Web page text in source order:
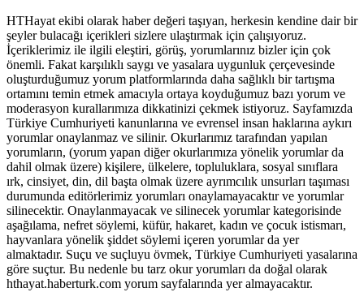
HTHayat ekibi olarak haber değeri taşıyan, herkesin kendine dair bir
şeyler bulacağı içerikleri sizlere ulaştırmak için çalışıyoruz.
İçeriklerimiz ile ilgili eleştiri, görüş, yorumlarınız bizler için çok
önemli. Fakat karşılıklı saygı ve yasalara uygunluk çerçevesinde
oluşturduğumuz yorum platformlarında daha sağlıklı bir tartışma
ortamını temin etmek amacıyla ortaya koyduğumuz bazı yorum ve
moderasyon kurallarımıza dikkatinizi çekmek istiyoruz. Sayfamızda
Türkiye Cumhuriyeti kanunlarına ve evrensel insan haklarına aykırı
yorumlar onaylanmaz ve silinir. Okurlarımız tarafından yapılan
yorumların, (yorum yapan diğer okurlarımıza yönelik yorumlar da
dahil olmak üzere) kişilere, ülkelere, topluluklara, sosyal sınıflara
ırk, cinsiyet, din, dil başta olmak üzere ayrımcılık unsurları taşıması
durumunda editörlerimiz yorumları onaylamayacaktır ve yorumlar
silinecektir. Onaylanmayacak ve silinecek yorumlar kategorisinde
aşağılama, nefret söylemi, küfür, hakaret, kadın ve çocuk istismarı,
hayvanlara yönelik şiddet söylemi içeren yorumlar da yer
almaktadır. Suçu ve suçluyu övmek, Türkiye Cumhuriyeti yasalarına
göre suçtur. Bu nedenle bu tarz okur yorumları da doğal olarak
hthayat.haberturk.com yorum sayfalarında yer almayacaktır.